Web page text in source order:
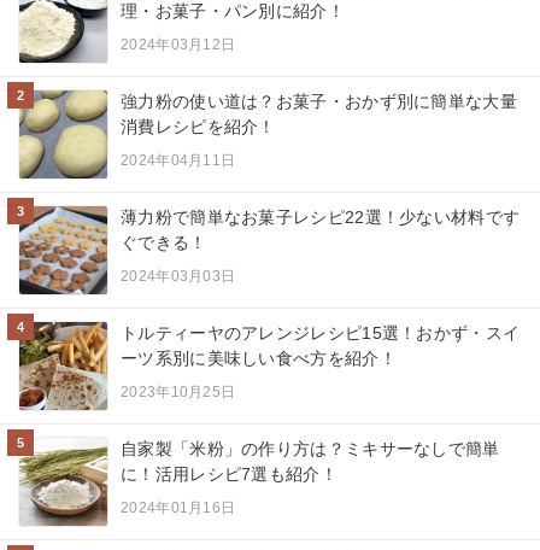
理・お菓子・パン別に紹介！
2024年03月12日
2
強力粉の使い道は？お菓子・おかず別に簡単な大量
消費レシピを紹介！
2024年04月11日
3
薄力粉で簡単なお菓子レシピ22選！少ない材料です
ぐできる！
2024年03月03日
4
トルティーヤのアレンジレシピ15選！おかず・スイ
ーツ系別に美味しい食べ方を紹介！
2023年10月25日
5
自家製「米粉」の作り方は？ミキサーなしで簡単
に！活用レシピ7選も紹介！
2024年01月16日